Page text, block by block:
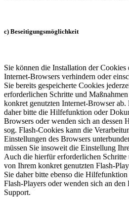
c) Beseitigungsmöglichkeit
Sie können die Installation der
Internet-Browsers verhindern oder
Sie bereits gespeicherte Cookies
erforderlichen Schritte und
konkret genutzten Internet-Browser ab.
daher bitte die Hilfefunktion oder
Browsers oder wenden sich an dessen
sog. Flash-Cookies kann die
Einstellungen des Browsers
müssen Sie insoweit die Einstellung
Auch die hierfür erforderlichen Schritte
von Ihrem konkret genutzten Flash-
Sie daher bitte ebenso die
Flash-Players oder wenden sich an
Support.